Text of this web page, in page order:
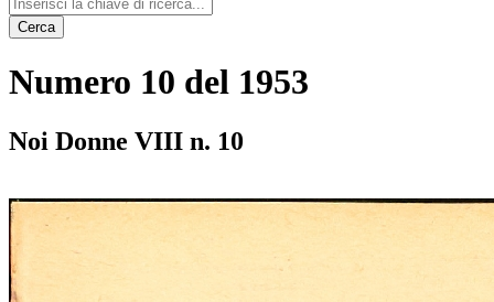
Cerca
Numero 10 del 1953
Noi Donne VIII n. 10